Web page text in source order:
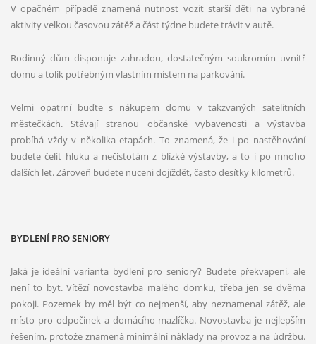
V opačném případě znamená nutnost vozit starší děti na vybrané
aktivity velkou časovou zátěž a část týdne budete trávit v autě.
Rodinný dům disponuje zahradou, dostatečným soukromím uvnitř
domu a tolik potřebným vlastním místem na parkování.
Velmi opatrní buďte s nákupem domu v takzvaných satelitních
městečkách. Stávají stranou občanské vybavenosti a výstavba
probíhá vždy v několika etapách. To znamená, že i po nastěhování
budete čelit hluku a nečistotám z blízké výstavby, a to i po mnoho
dalších let. Zároveň budete nuceni dojíždět, často desítky kilometrů.
BYDLENÍ PRO SENIORY
Jaká je ideální varianta bydlení pro seniory? Budete překvapeni, ale
není to byt. Vítězí novostavba malého domku, třeba jen se dvěma
pokoji. Pozemek by měl být co nejmenší, aby neznamenal zátěž, ale
místo pro odpočinek a domácího mazlíčka. Novostavba je nejlepším
řešením, protože znamená minimální náklady na provoz a na údržbu.